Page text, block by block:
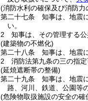
(消防水利の確保及び消防力
第二十七条
知事は、地震
い。
2
知事は、その管理する
(建築物の不燃化)
第二十八条
知事は、地震
2
消防法第九条の三の指
(延焼遮断帯の整備)
第二十九条
知事は、地震
路、河川、鉄道、公園等
(危険物取扱施設の安全の確